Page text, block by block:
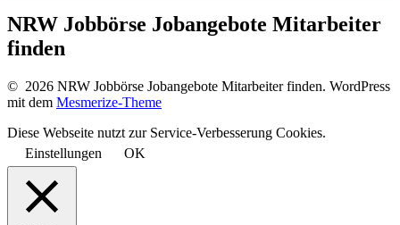
NRW Jobbörse Jobangebote Mitarbeiter
finden
© 2026 NRW Jobbörse Jobangebote Mitarbeiter finden. WordPress
mit dem Mesmerize-Theme
Diese Webseite nutzt zur Service-Verbesserung Cookies.
Einstellungen
OK